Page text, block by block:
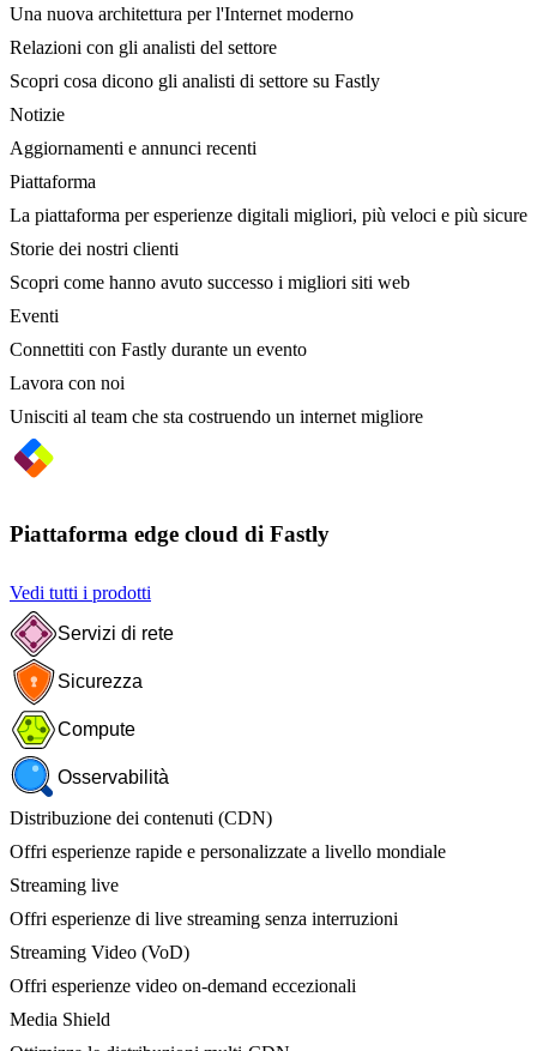
Una nuova architettura per l'Internet moderno
Relazioni con gli analisti del settore
Scopri cosa dicono gli analisti di settore su Fastly
Notizie
Aggiornamenti e annunci recenti
Piattaforma
La piattaforma per esperienze digitali migliori, più veloci e più sicure
Storie dei nostri clienti
Scopri come hanno avuto successo i migliori siti web
Eventi
Connettiti con Fastly durante un evento
Lavora con noi
Unisciti al team che sta costruendo un internet migliore
Piattaforma edge cloud di Fastly
Vedi tutti i prodotti
Servizi di rete
Sicurezza
Compute
Osservabilità
Distribuzione dei contenuti (CDN)
Offri esperienze rapide e personalizzate a livello mondiale
Streaming live
Offri esperienze di live streaming senza interruzioni
Streaming Video (VoD)
Offri esperienze video on-demand eccezionali
Media Shield